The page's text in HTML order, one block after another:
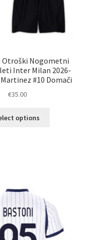
Otroški Nogometni
Inter Milan 2026-
#10 Domači
€35.00
options
strani
izdelka